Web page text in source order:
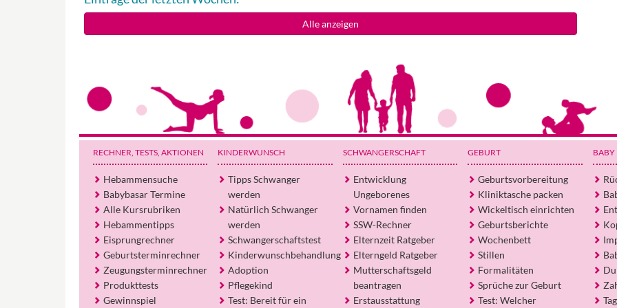
Alle anzeigen
RECHNER, TESTS, AKTIONEN
Hebammensuche
Babybasar Termine
Alle Kursrubriken
Hebammentipps
Eisprungrechner
Geburtsterminrechner
Zeugungsterminrechner
Produkttests
Gewinnspiel
KINDERWUNSCH
Tipps Schwanger
werden
Natürlich Schwanger
werden
Schwangerschaftstest
Kinderwunschbehandlung
Adoption
Pflegekind
Test: Bereit für ein
SCHWANGERSCHAFT
Entwicklung
Ungeborenes
Vornamen finden
SSW-Rechner
Elternzeit Ratgeber
Elterngeld Ratgeber
Mutterschaftsgeld
beantragen
Erstausstattung
GEBURT
Geburtsvorbereitung
Kliniktasche packen
Wickeltisch einrichten
Geburtsberichte
Wochenbett
Stillen
Formalitäten
Sprüche zur Geburt
Test: Welcher
BABY